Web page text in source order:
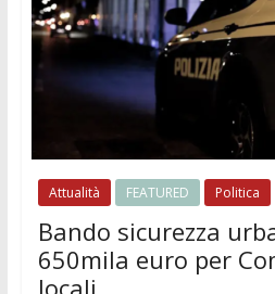
Attualità FEATURED Politica
Bando sicurezza
650mila euro per
locali